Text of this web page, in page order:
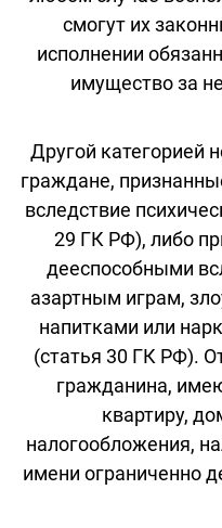
смогут их
исполнении
имущество за
Другой категорией
граждане,
вследствие
29 ГК РФ), либо
дееспособными
азартным играм,
напитками или
(статья 30 ГК РФ).
гражданина,
квартиру,
налогообложения,
имени ограниченно